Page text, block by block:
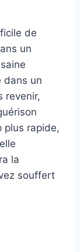
de
un
dans un
revenir,
plus rapide,
la
souffert